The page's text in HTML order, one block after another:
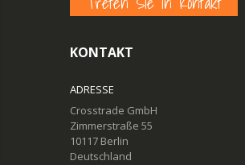
KONTAKT
ADRESSE
Crosstrade GmbH
Zimmerstraße 55
10117 Berlin
Deutschland